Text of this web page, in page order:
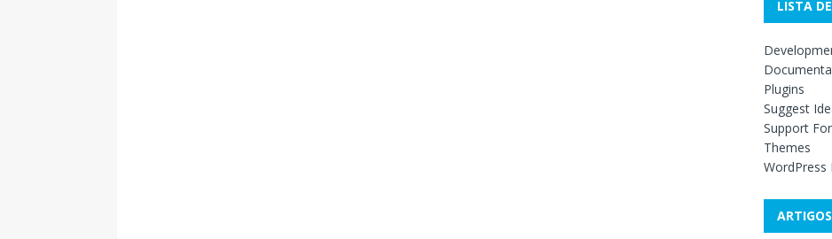
LISTA
Plugins
Suggest
Support
Themes
WordPress
ARTIGOS